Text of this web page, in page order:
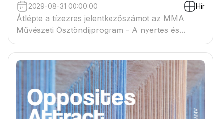
2029-08-31 00:00:00 Hír
Átlépte a tízezres jelentkezőszámot az MMA
Művészeti Ösztöndíjprogram - A nyertes és
tartaléklistás pályázók névsora megtekinthető a
csatolmányban